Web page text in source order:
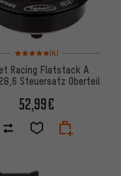
Bewertungen
Bewertungen: 5 von 5
(4)
Racing Flatstack A
Steuersatz Oberteil
52,99€